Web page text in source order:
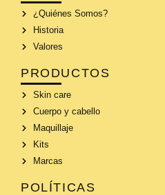
¿Quiénes Somos?
Historia
Valores
PRODUCTOS
Skin care
Cuerpo y cabello
Maquillaje
Kits
Marcas
POLÍTICAS